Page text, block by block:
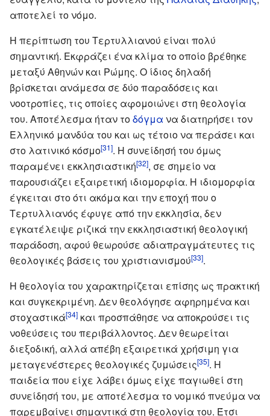
αποτελεί το νόμο.
Η περίπτωση του Τερτυλλιανού είναι πολύ
σημαντική. Εκφράζει ένα κλίμα το οποίο βρέθηκε
μεταξύ Αθηνών και Ρώμης. Ο ίδιος δηλαδή
βρίσκεται ανάμεσα σε δύο παραδόσεις και
νοοτροπίες, τις οποίες αφομοιώνει στη θεολογία
του. Αποτέλεσμα ήταν τοδόγμα να διατηρήσει τον
Ελληνικό μανδύα του και ως τέτοιο να περάσει και
στο λατινικό κόσμο[31]. Η συνείδησή του όμως
παραμένει εκκλησιαστική[32], σε σημείο να
παρουσιάζει εξαιρετική ιδιομορφία. Η ιδιομορφία
έγκειται στο ότι ακόμα και την εποχή που ο
Τερτυλλιανός έφυγε από την εκκλησία, δεν
εγκατέλειψε ριζικά την εκκλησιαστική θεολογική
παράδοση, αφού θεωρούσε αδιαπραγμάτευτες τις
θεολογικές βάσεις του χριστιανισμού[33].
Η θεολογία του χαρακτηρίζεται επίσης ως πρακτική
και συγκεκριμένη. Δεν θεολόγησε αφηρημένα και
στοχαστικά[34] και προσπάθησε να αποκρούσει τις
νοθεύσεις του περιβάλλοντος. Δεν θεωρείται
διεξοδική, αλλά απέβη εξαιρετικά χρήσιμη για
μεταγενέστερες θεολογικές ζυμώσεις[35]. Η
παιδεία που είχε λάβει όμως είχε παγιωθεί στη
συνείδησή του, με αποτέλεσμα το νομικό πνεύμα να
παρεμβαίνει σημαντικά στη θεολογία του. Έτσι